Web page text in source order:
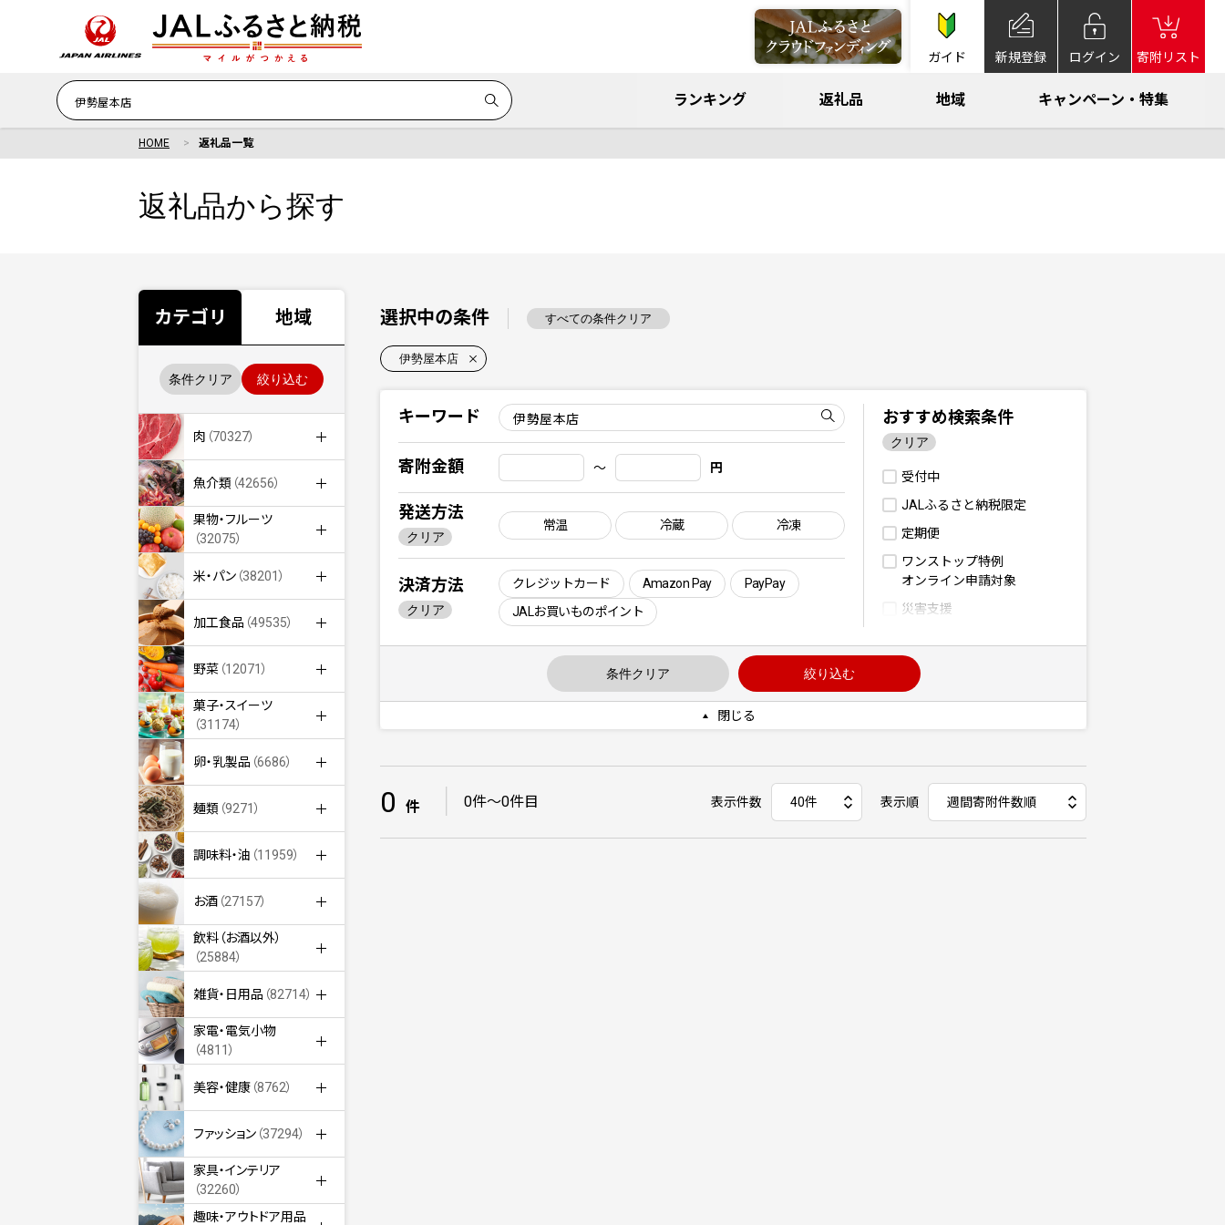
ガイド 新規登録 ログイン 寄附リスト
ランキング 返礼品 地域 キャンペーン・特集
HOME 返礼品一覧
返礼品から探す
カテゴリ 地域
条件クリア 絞り込む
肉 （70327）
魚介類 （42656）
果物・フルーツ
（32075）
米・パン （38201）
加工食品 （49535）
野菜 （12071）
菓子・スイーツ
（31174）
卵・乳製品 （6686）
麺類 （9271）
調味料・油 （11959）
お酒 （27157）
飲料（お酒以外）
（25884）
雑貨・日用品 （82714）
家電・電気小物
（4811）
美容・健康 （8762）
ファッション （37294）
家具・インテリア
（32260）
趣味・アウトドア用品
選択中の条件 すべての条件クリア
伊勢屋本店
キーワード
寄附金額 〜 円
発送方法
クリア
常温 冷蔵 冷凍
決済方法
クリア
クレジットカード Amazon Pay
PayPay
JALお買いものポイント
おすすめ検索条件
クリア
受付中
JALふるさと納税限定
定期便
ワンストップ特例
オンライン申請対象
災害支援
条件クリア 絞り込む
閉じる
0 件 0件〜0件目 表示件数 表示順